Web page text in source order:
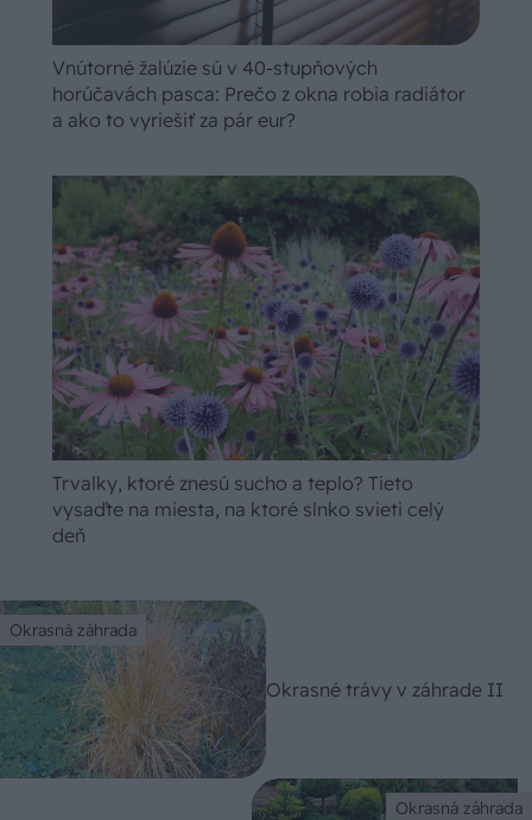
Vnútorné žalúzie sú v 40-stupňových
horúčavách pasca: Prečo z okna robia radiátor
a ako to vyriešiť za pár eur?
Trvalky, ktoré znesú sucho a teplo? Tieto
vysaďte na miesta, na ktoré slnko svieti celý
deň
Okrasná záhrada
Okrasné trávy v záhrade II
Okrasná záhrada